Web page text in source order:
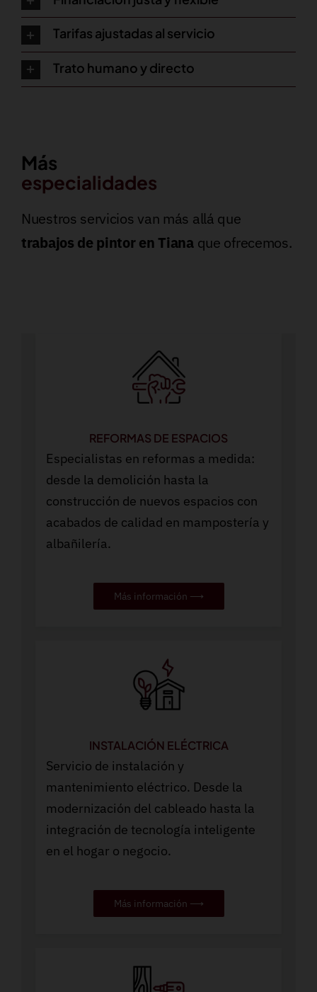
Tarifas ajustadas al servicio
Trato humano y directo
Más
especialidades
Nuestros servicios van más allá que
trabajos de pintor en Tianaque ofrecemos.
REFORMAS DE ESPACIOS
Especialistas en reformas a medida:
desde la demolición hasta la
construcción de nuevos espacios con
acabados de calidad en mampostería y
albañilería.
Más información ⟶
INSTALACIÓN ELÉCTRICA
Servicio de instalación y
mantenimiento eléctrico. Desde la
modernización del cableado hasta la
integración de tecnología inteligente
en el hogar o negocio.
Más información ⟶